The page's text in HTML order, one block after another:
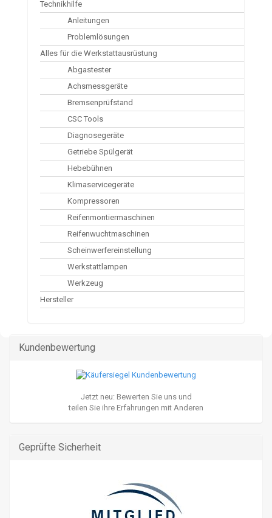
Technikhilfe
Anleitungen
Problemlösungen
Alles für die Werkstattausrüstung
Abgastester
Achsmessgeräte
Bremsenprüfstand
CSC Tools
Diagnosegeräte
Getriebe Spülgerät
Hebebühnen
Klimaservicegeräte
Kompressoren
Reifenmontiermaschinen
Reifenwuchtmaschinen
Scheinwerfereinstellung
Werkstattlampen
Werkzeug
Hersteller
Kundenbewertung
Jetzt neu: Bewerten Sie uns und
teilen Sie ihre Erfahrungen mit Anderen
Geprüfte Sicherheit